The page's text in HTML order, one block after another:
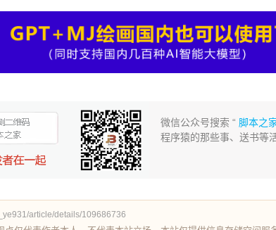
微信公众号搜索 “脚本之
程序猿的那些事、送书等
article/details/109686736